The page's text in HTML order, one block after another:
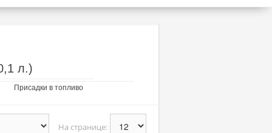
л.)
Присадки в топливо
На странице: